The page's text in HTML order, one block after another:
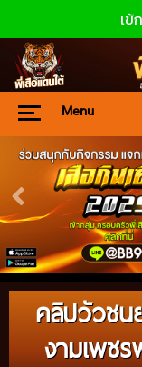
เข้
Menu
คลิปวัวช
งามเพช